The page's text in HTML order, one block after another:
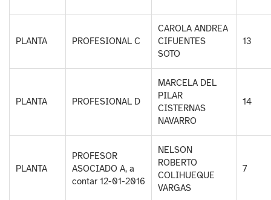
PLANTA PROFESIONAL C
CAROLA ANDREA
CIFUENTES
SOTO
13
PLANTA PROFESIONAL D
MARCELA DEL
PILAR
CISTERNAS
NAVARRO
14
PLANTA
PROFESOR
ASOCIADO A, a
contar 12-01-2016
NELSON
ROBERTO
COLIHUEQUE
VARGAS
7